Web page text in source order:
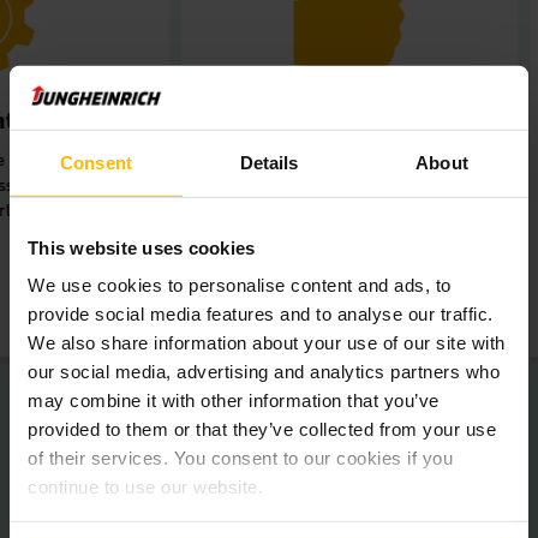
Consent Details About
This website uses cookies
We use cookies to personalise content and ads, to
provide social media features and to analyse our traffic.
We also share information about your use of our site with
our social media, advertising and analytics partners who
may combine it with other information that you’ve
provided to them or that they’ve collected from your use
of their services. You consent to our cookies if you
continue to use our website.
schnellen
Reaktionszeiten
Lückenlose Servicebetreuung
durch den Jungheinrich
Kundendienst.
besonders